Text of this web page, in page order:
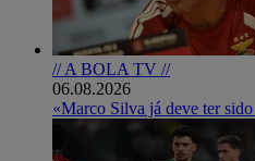
// A BOLA TV //
06.08.2026
«Marco Silva já deve ter